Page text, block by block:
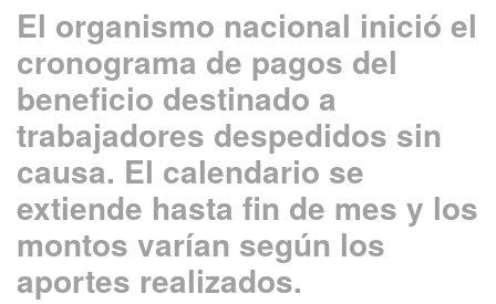
El organismo nacional inició el
cronograma de pagos del
beneficio destinado a
trabajadores despedidos sin
causa. El calendario se
extiende hasta fin de mes y los
montos varían según los
aportes realizados.